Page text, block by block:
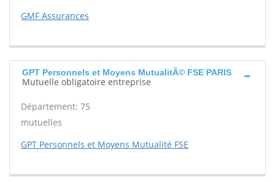
GMF Assurances
GPT Personnels et Moyens MutualitÃ© FSE PARIS
Mutuelle obligatoire entreprise
Département: 75
mutuelles
GPT Personnels et Moyens Mutualité FSE